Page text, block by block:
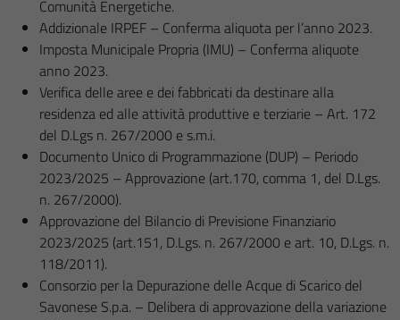
Comunità Energetiche.
Addizionale IRPEF – Conferma aliquota per l’anno 2023.
Imposta Municipale Propria (IMU) – Conferma aliquote
anno 2023.
Verifica delle aree e dei fabbricati da destinare alla
residenza ed alle attività produttive e terziarie – Art. 172
del D.Lgs n. 267/2000 e s.m.i.
Documento Unico di Programmazione (DUP) – Periodo
2023/2025 – Approvazione (art.170, comma 1, del D.Lgs.
n. 267/2000).
Approvazione del Bilancio di Previsione Finanziario
2023/2025 (art.151, D.Lgs. n. 267/2000 e art. 10, D.Lgs. n.
118/2011).
Consorzio per la Depurazione delle Acque di Scarico del
Savonese S.p.a. – Delibera di approvazione della variazione